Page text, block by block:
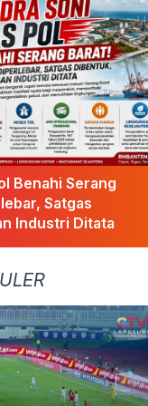
Benahi Serang
Satgas
Industri Ditata